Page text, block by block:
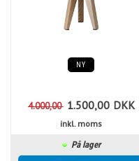
NY
4.000,00 1.500,00 DKK
inkl. moms
På lager